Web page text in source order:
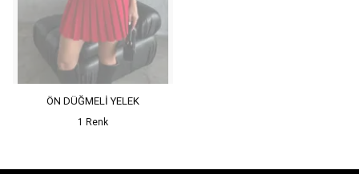
ÖN DÜĞMELİ YELEK
1 Renk